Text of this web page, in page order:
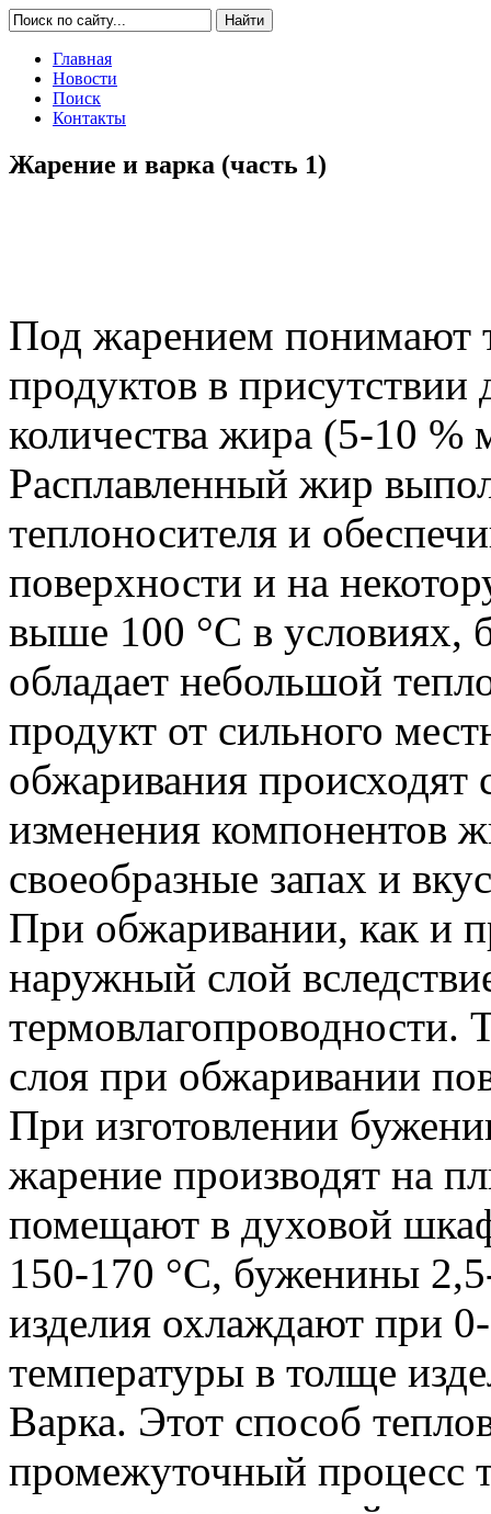
Главная
Новости
Поиск
Контакты
Жарение и варка (часть 1)
Под жарением понимают
продуктов в присутствии
количества жира (5-10 %
Расплавленный жир
теплоносителя и
поверхности и на
выше 100 °C в условиях,
обладает небольшой
продукт от сильного
обжаривания
изменения компонентов
своеобразные запах и
При обжаривании, как и
наружный слой
термовлагопроводности.
слоя при обжаривании
При изготовлении
жарение производят на
помещают в духовой
150-170 °C, буженины
изделия охлаждают при
температуры в толще
Варка. Этот способ
промежуточный процесс